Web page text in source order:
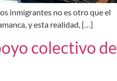
inmigrantes no es otro que el
y esta realidad, […]
colectivo de